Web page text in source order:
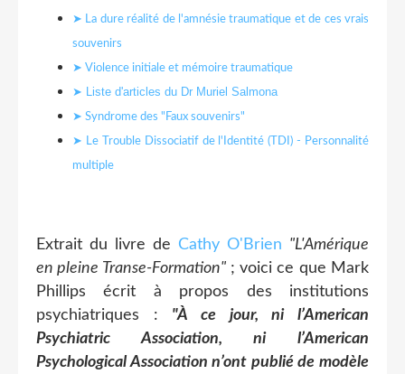
➤ La dure réalité de l'amnésie traumatique et de ces vrais
souvenirs
➤ Violence initiale et mémoire traumatique
➤ Liste d'articles du Dr Muriel Salmona
➤ Syndrome des "Faux souvenirs"
➤ Le Trouble Dissociatif de l'Identité (TDI) - Personnalité
multiple
Extrait du livre de Cathy O'Brien "L'Amérique
en pleine Transe-Formation"; voici ce que Mark
Phillips écrit à propos des institutions
psychiatriques : "À ce jour, ni l’American
Psychiatric Association, ni l’American
Psychological Association n’ont publié de modèle